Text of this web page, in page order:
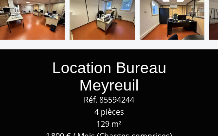
Location Bureau
Meyreuil
Réf. 85594244
4 pièces
129 m²